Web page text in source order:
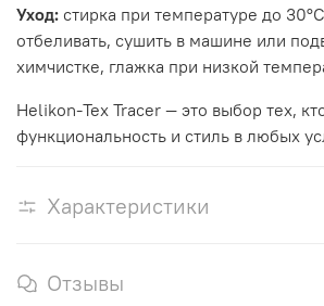
Уход: стирка при температуре до
отбеливать, сушить в машине или
химчистке, глажка при низкой
Helikon-Tex Tracer — это выбор тех,
функциональность и стиль в любых
Характеристики
Отзывы